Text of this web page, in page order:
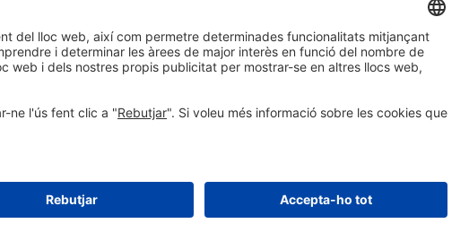
a Instagram?